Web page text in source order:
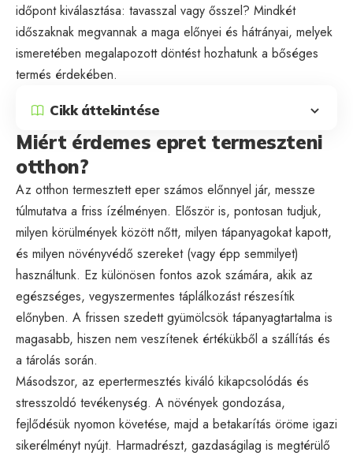
időpont kiválasztása: tavasszal vagy ősszel? Mindkét
időszaknak megvannak a maga előnyei és hátrányai, melyek
ismeretében megalapozott döntést hozhatunk a bőséges
termés érdekében.
Cikk áttekintése
Miért érdemes epret termeszteni
otthon?
Az otthon termesztett eper számos előnnyel jár, messze
túlmutatva a friss ízélményen. Először is, pontosan tudjuk,
milyen körülmények között nőtt, milyen tápanyagokat kapott,
és milyen növényvédő szereket (vagy épp semmilyet)
használtunk. Ez különösen fontos azok számára, akik az
egészséges, vegyszermentes táplálkozást részesítik
előnyben. A frissen szedett gyümölcsök tápanyagtartalma is
magasabb, hiszen nem veszítenek értékükből a szállítás és
a tárolás során.
Másodszor, az epertermesztés kiváló kikapcsolódás és
stresszoldó tevékenység. A növények gondozása,
fejlődésük nyomon követése, majd a betakarítás öröme igazi
sikerélményt nyújt. Harmadrészt, gazdaságilag is megtérülő